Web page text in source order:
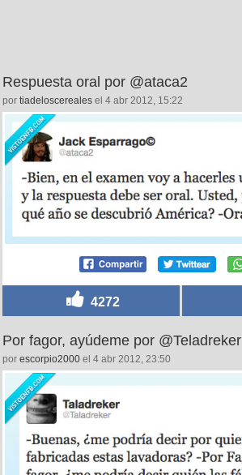
Respuesta oral por @ataca2
por tiadeloscereales el 4 abr 2012, 15:22
4272
Por fagor, ayúdeme por @Teladreker
por escorpio2000 el 4 abr 2012, 23:50